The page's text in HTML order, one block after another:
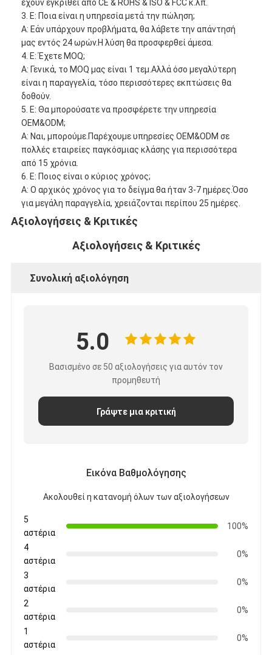
έχουν εγκριθεί από CE & ROHS & ISO & FCC κ.λπ.
3. Ε: Ποια είναι η υπηρεσία μετά την πώληση;
Α: Εάν υπάρχουν προβλήματα, θα λάβετε την απάντησή
μας εντός 24 ωρών.Η λύση θα προσφερθεί άμεσα.
4. Ε: Έχετε MOQ;
Α: Γενικά, το MOQ μας είναι 1 τεμ.Αλλά όσο μεγαλύτερη
είναι η παραγγελία, τόσο περισσότερες εκπτώσεις θα
δοθούν.
5. Ε: Θα μπορούσατε να προσφέρετε την υπηρεσία
OEM&ODM;
Α: Ναι, μπορούμε.Παρέχουμε υπηρεσίες OEM&ODM σε
πολλές εταιρείες παγκόσμιας κλάσης για περισσότερα
από 15 χρόνια.
6. Ε: Ποιος είναι ο κύριος χρόνος;
Α: Ο αρχικός χρόνος για το δείγμα θα ήταν 3-7 ημέρες.Όσο
για μεγάλη παραγγελία, χρειάζονται περίπου 25 ημέρες.
Αξιολογήσεις & Κριτικές
Αξιολογήσεις & Κριτικές
Συνολική αξιολόγηση
5.0
Βασισμένο σε 50 αξιολογήσεις για αυτόν τον
προμηθευτή
Γράψτε μια κριτική
Εικόνα Βαθμολόγησης
Ακολουθεί η κατανομή όλων των αξιολογήσεων
5
αστέρια
100%
4
αστέρια
0%
3
αστέρια
0%
2
αστέρια
0%
1
αστέρια
0%